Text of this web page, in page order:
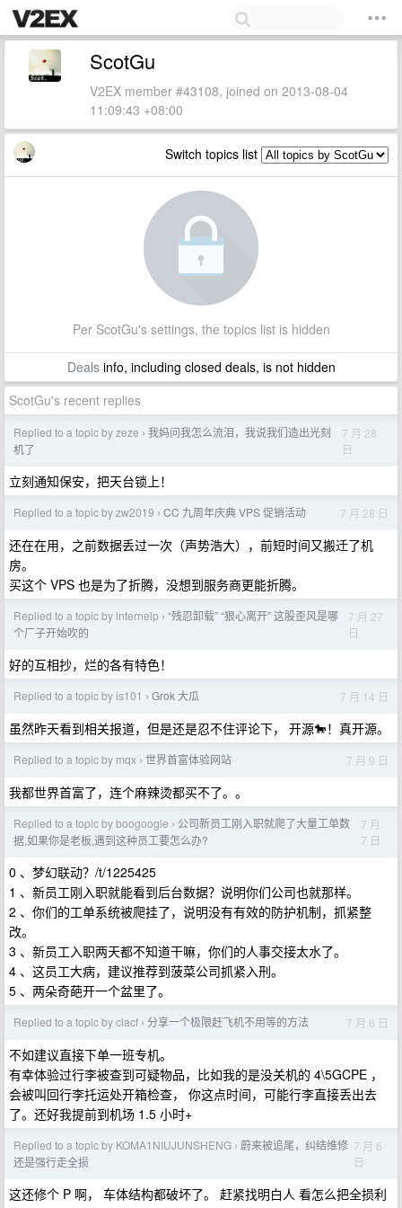
ScotGu
V2EX member #43108, joined on 2013-08-04
11:09:43 +08:00
Switch topics list
Per ScotGu's settings, the topics list is hidden
Dealsinfo, including closed deals, is not hidden
ScotGu's recent replies
Replied to a topic by zeze › 我妈问我怎么流泪，我说我们造出光刻
机了
7 月 28
日
立刻通知保安，把天台锁上！
Replied to a topic by zw2019 › CC 九周年庆典 VPS 促销活动 7 月 28 日
还在在用，之前数据丢过一次（声势浩大），前短时间又搬迁了机
房。
买这个 VPS 也是为了折腾，没想到服务商更能折腾。
Replied to a topic by internelp › “残忍卸载” “狠心离开” 这股歪风是哪
个厂子开始吹的
7 月 27
日
好的互相抄，烂的各有特色！
Replied to a topic by is101 › Grok 大瓜 7 月 14 日
虽然昨天看到相关报道，但是还是忍不住评论下， 开源🐎！真开源。
Replied to a topic by mqx › 世界首富体验网站 7 月 9 日
我都世界首富了，连个麻辣烫都买不了。。
Replied to a topic by boogoogle › 公司新员工刚入职就爬了大量工单数
据,如果你是老板,遇到这种员工要怎么办?
7 月
7 日
0 、梦幻联动？/t/1225425
1 、新员工刚入职就能看到后台数据？说明你们公司也就那样。
2 、你们的工单系统被爬挂了，说明没有有效的防护机制，抓紧整
改。
3 、新员工入职两天都不知道干嘛，你们的人事交接太水了。
4 、这员工大病，建议推荐到菠菜公司抓紧入刑。
5 、两朵奇葩开一个盆里了。
Replied to a topic by clacf › 分享一个极限赶飞机不用等的方法 7 月 6 日
不如建议直接下单一班专机。
有幸体验过行李被查到可疑物品，比如我的是没关机的 4\5GCPE ，
会被叫回行李托运处开箱检查， 你这点时间，可能行李直接丢出去
了。还好我提前到机场 1.5 小时+
Replied to a topic by KOMA1NIUJUNSHENG › 蔚来被追尾，纠结维修
还是强行走全损
7 月 6
日
这还修个 P 啊， 车体结构都破坏了。 赶紧找明白人 看怎么把全损利